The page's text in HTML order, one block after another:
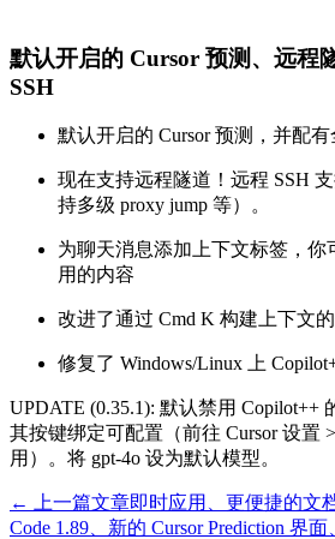
默认开启的 Cursor 预测、远程
SSH
默认开启的 Cursor 预测，并配
现在支持远程隧道！远程 SSH
持多级 proxy jump 等）。
为聊天消息添加上下文标签，你
用的内容
改进了通过 Cmd K 构建上下文
修复了 Windows/Linux 上
UPDATE (0.35.1): 默认禁用 Copilot++
其按键绑定可配置（前往 Cursor 设置
用）。将 gpt-4o 设为默认模型。
← 上一篇文章即时应用、更便捷的文
Code 1.89、新的 Cursor Prediction 界面